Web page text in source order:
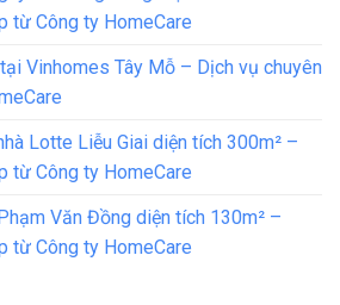
từ Công ty HomeCare
Vinhomes Tây Mỗ – Dịch vụ chuyên
Lotte Liễu Giai diện tích 300m² –
từ Công ty HomeCare
Văn Đồng diện tích 130m² –
từ Công ty HomeCare